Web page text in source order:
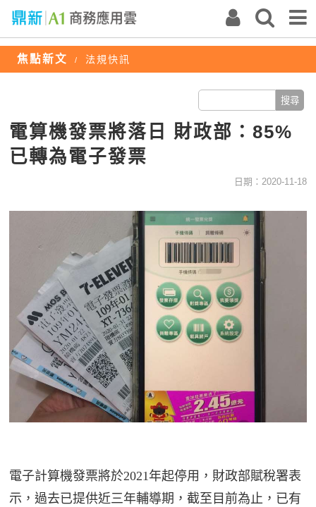
焦點新文 / 法規快訊
電算機發票將落日 財政部：85%
已轉為電子發票
日期：2020-11-18
電子計算機發票將於2021年起停用，財政部賦稅署表
示，過去已提供近三年輔導期，截至目前為止，已有